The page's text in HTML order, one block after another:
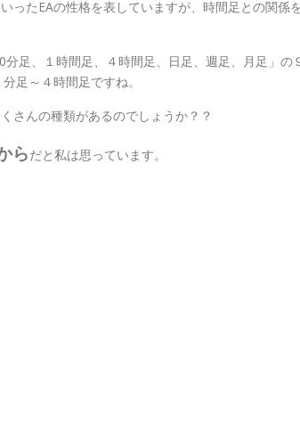
ったEAの性格を表していますが、時間足との関係
足、１時間足、４時間足、日足、週足、月足」の
足～４時間足ですね。
さんの種類があるのでしょうか？？
らだと私は思っています。